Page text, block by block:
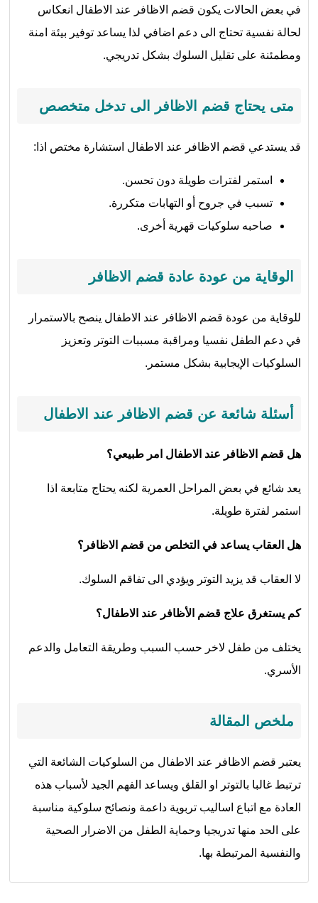
في بعض الحالات يكون قضم الاظافر عند الاطفال انعكاس
لحالة نفسية تحتاج الى دعم اضافي لذا يساعد توفير بيئة امنة
ومطمئنة على تقليل السلوك بشكل تدريجي.
متى يحتاج قضم الاظافر الى تدخل متخصص
قد يستدعي قضم الاظافر عند الاطفال استشارة مختص اذا:
استمر لفترات طويلة دون تحسن.
تسبب في جروح أو التهابات متكررة.
صاحبه سلوكيات قهرية أخرى.
الوقاية من عودة عادة قضم الاظافر
للوقاية من عودة قضم الاظافر عند الاطفال ينصح بالاستمرار
في دعم الطفل نفسيا ومراقبة مسببات التوتر وتعزيز
السلوكيات الإيجابية بشكل مستمر.
أسئلة شائعة عن قضم الاظافر عند الاطفال
هل قضم الاظافر عند الاطفال امر طبيعي؟
يعد شائع في بعض المراحل العمرية لكنه يحتاج متابعة اذا
استمر لفترة طويلة.
هل العقاب يساعد في التخلص من قضم الاظافر؟
لا العقاب قد يزيد التوتر ويؤدي الى تفاقم السلوك.
كم يستغرق علاج قضم الأظافر عند الاطفال؟
يختلف من طفل لاخر حسب السبب وطريقة التعامل والدعم
الأسري.
ملخص المقالة
يعتبر قضم الاظافر عند الاطفال من السلوكيات الشائعة التي
ترتبط غالبا بالتوتر او القلق ويساعد الفهم الجيد لأسباب هذه
العادة مع اتباع اساليب تربوية داعمة ونصائح سلوكية مناسبة
على الحد منها تدريجيا وحماية الطفل من الاضرار الصحية
والنفسية المرتبطة بها.